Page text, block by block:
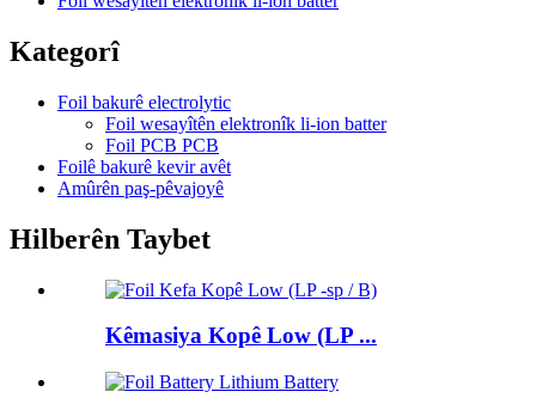
Kategorî
Foil bakurê electrolytic
Foil wesayîtên elektronîk li-ion batter
Foil PCB PCB
Foilê bakurê kevir avêt
Amûrên paş-pêvajoyê
Hilberên Taybet
Kêmasiya Kopê Low (LP ...